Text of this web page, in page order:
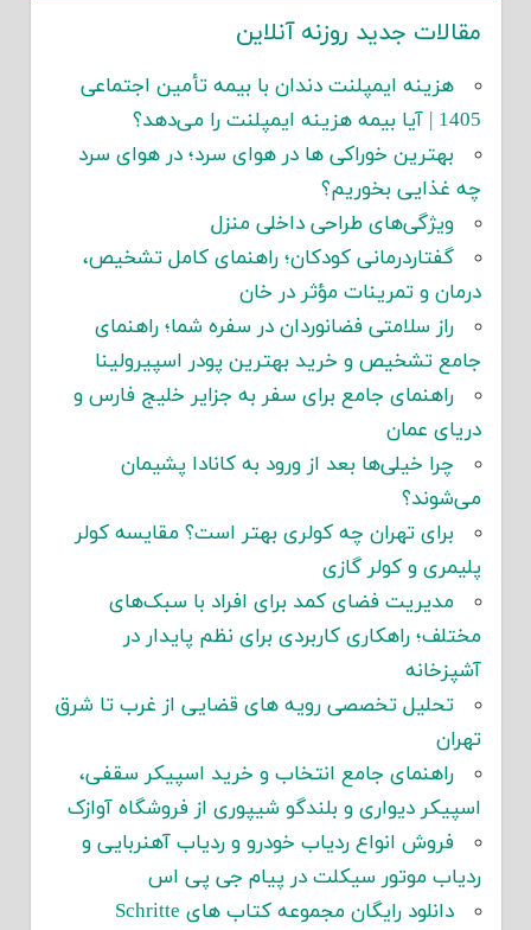
مقالات جدید روزنه آنلاین
هزینه ایمپلنت دندان با بیمه تأمین اجتماعی
1405 | آیا بیمه هزینه ایمپلنت را می‌دهد؟
بهترین خوراکی ها در هوای سرد؛ در هوای سرد
چه غذایی بخوریم؟
ویژگی‌های طراحی داخلی منزل
گفتاردرمانی کودکان؛ راهنمای کامل تشخیص،
درمان و تمرینات مؤثر در خان
راز سلامتی فضانوردان در سفره شما؛ راهنمای
جامع تشخیص و خرید بهترین پودر اسپیرولینا
راهنمای جامع برای سفر به جزایر خلیج فارس و
دریای عمان
چرا خیلی‌ها بعد از ورود به کانادا پشیمان
می‌شوند؟
برای تهران چه کولری بهتر است؟ مقایسه کولر
پلیمری و کولر گازی
مدیریت فضای کمد برای افراد با سبک‌های
مختلف؛ راهکاری کاربردی برای نظم پایدار در
آشپزخانه
تحلیل تخصصی رویه های قضایی از غرب تا شرق
تهران
راهنمای جامع انتخاب و خرید اسپیکر سقفی،
اسپیکر دیواری و بلندگو شیپوری از فروشگاه آوازک
فروش انواع ردیاب خودرو و ردیاب آهنربایی و
ردیاب موتور سیکلت در پیام جی پی اس
دانلود رایگان مجموعه کتاب های Schritte